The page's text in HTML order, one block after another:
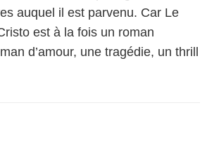
auquel il est parvenu. Car Le
est à la fois un roman
d’amour, une tragédie, un thrill